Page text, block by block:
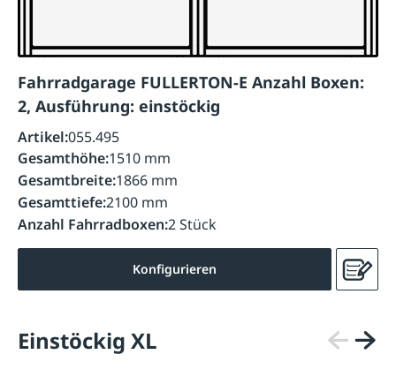
Fahrradgarage FULLERTON-E Anzahl Boxen:
2, Ausführung: einstöckig
Artikel:055.495
Gesamthöhe:1510 mm
Gesamtbreite:1866 mm
Gesamttiefe:2100 mm
Anzahl Fahrradboxen:2 Stück
Konfigurieren
Einstöckig XL